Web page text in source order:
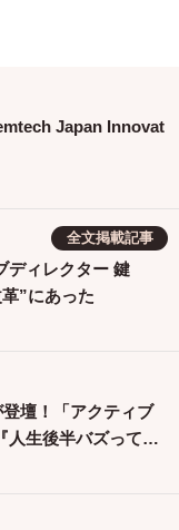
Japan Innovat
全文掲載記事
ディレクター 鍵
”にあった
壇！「アクティブ
人生後半バズってま